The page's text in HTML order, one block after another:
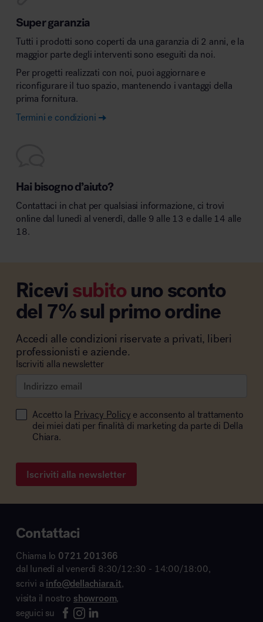
Super garanzia
Tutti i prodotti sono coperti da una garanzia di 2 anni, e la
maggior parte degli interventi sono eseguiti da noi.
Per progetti realizzati con noi, puoi aggiornare e
riconfigurare il tuo spazio, mantenendo i vantaggi della
prima fornitura.
Termini e condizioni
Hai bisogno d’aiuto?
Contattaci in chat per qualsiasi informazione, ci trovi
online dal lunedì al venerdì, dalle 9 alle 13 e dalle 14 alle
18.
Ricevisubitouno sconto
del 7% sul primo ordine
Accedi alle condizioni riservate a privati, liberi
professionisti e aziende.
Iscriviti alla newsletter
Accetto la Privacy Policy e acconsento al trattamento
dei miei dati per finalità di marketing da parte di Della
Chiara.
Iscriviti alla newsletter
Contattaci
Chiama lo 0721 201366
dal lunedì al venerdì 8:30/12:30 - 14:00/18:00,
scrivi a info@dellachiara.it,
visita il nostro showroom,
seguici su